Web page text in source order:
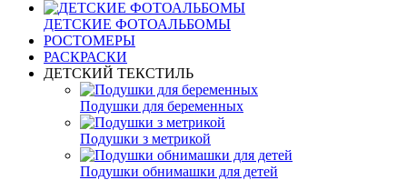
ДЕТСКИЕ ФОТОАЛЬБОМЫ
РОСТОМЕРЫ
РАСКРАСКИ
ДЕТСКИЙ ТЕКСТИЛЬ
Подушки для беременных
Подушки з метрикой
Подушки обнимашки для детей